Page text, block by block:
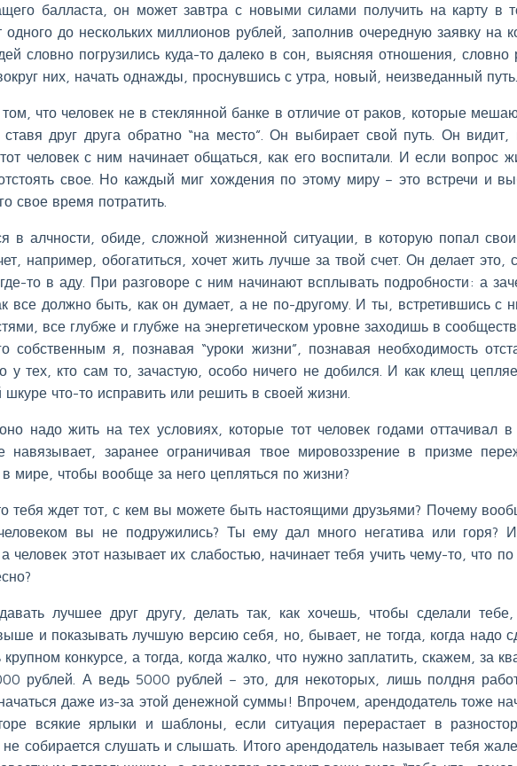
балласта, он может завтра с новыми силами получить на карту в
до нескольких миллионов рублей, заполнив очередную заявку на
словно погрузились куда-то далеко в сон, выясняя отношения, словно
них, начать однажды, проснувшись с утра, новый, неизведанный путь.
что человек не в стеклянной банке в отличие от раков, которые
друг друга обратно “на место”. Он выбирает свой путь. Он видит,
человек с ним начинает общаться, как его воспитали. И если вопрос
свое. Но каждый миг хождения по этому миру – это встречи и
свое время потратить.
в алчности, обиде, сложной жизненной ситуации, в которую попал
например, обогатиться, хочет жить лучше за твой счет. Он делает это,
то в аду. При разговоре с ним начинают всплывать подробности: а
все должно быть, как он думает, а не по-другому. И ты, встретившись с
все глубже и глубже на энергетическом уровне заходишь в
я, познавая “уроки жизни”, познавая необходимость
у тех, кто сам то, зачастую, особо ничего не добился. И как клещ
шкуре что-то исправить или решить в своей жизни.
надо жить на тех условиях, которые тот человек годами оттачивал в
навязывает, заранее ограничивая твое мировоззрение в призме
мире, чтобы вообще за него цепляться по жизни?
тебя ждет тот, с кем вы можете быть настоящими друзьями? Почему
вы не подружились? Ты ему дал много негатива или горя?
человек этот называет их слабостью, начинает тебя учить чему-то, что
лучшее друг другу, делать так, как хочешь, чтобы сделали тебе,
и показывать лучшую версию себя, но, бывает, не тогда, когда надо
конкурсе, а тогда, когда жалко, что нужно заплатить, скажем, за
рублей. А ведь 5000 рублей – это, для некоторых, лишь полдня
даже из-за этой денежной суммы! Впрочем, арендодатель тоже
всякие ярлыки и шаблоны, если ситуация перерастает в
не собирается слушать и слышать. Итого арендодатель называет тебя